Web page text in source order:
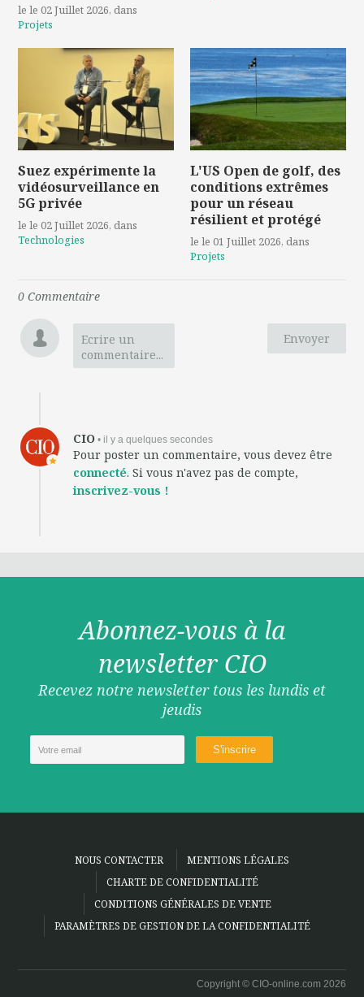
le le 02 Juillet 2026, dans
Projets
Suez expérimente la
vidéosurveillance en
5G privée
le le 02 Juillet 2026, dans
Technologies
L'US Open de golf, des
conditions extrêmes
pour un réseau
résilient et protégé
le le 01 Juillet 2026, dans
Projets
0 Commentaire
Envoyer
Ecrire un
commentaire...
CIO • il y a quelques secondes
Pour poster un commentaire, vous devez être
connecté. Si vous n'avez pas de compte,
inscrivez-vous !
Abonnez-vous à la
newsletter CIO
Recevez notre newsletter tous les lundis et
jeudis
NOUS CONTACTER
MENTIONS LÉGALES
CHARTE DE CONFIDENTIALITÉ
CONDITIONS GÉNÉRALES DE VENTE
PARAMÈTRES DE GESTION DE LA CONFIDENTIALITÉ
Copyright © CIO-online.com 2026